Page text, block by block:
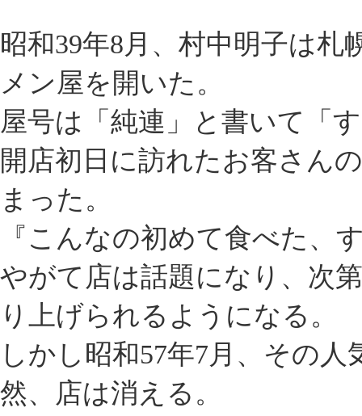
昭和39年8月、村中明子は札
メン屋を開いた。
屋号は「純連」と書いて「
開店初日に訪れたお客さん
まった。
『こんなの初めて食べた、
やがて店は話題になり、次
り上げられるようになる。
しかし昭和57年7月、その
然、店は消える。